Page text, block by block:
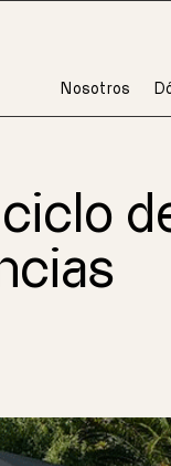
Nosotros